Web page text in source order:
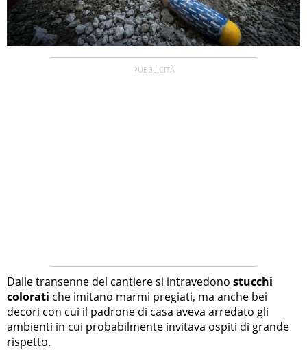
Dalle transenne del cantiere si intravedono stucchi
colorati che imitano marmi pregiati, ma anche bei
decori con cui il padrone di casa aveva arredato gli
ambienti in cui probabilmente invitava ospiti di grande
rispetto.